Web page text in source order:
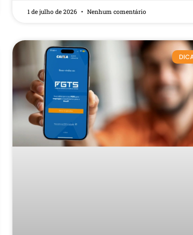
1 de julho de 2026 Nenhum comentário